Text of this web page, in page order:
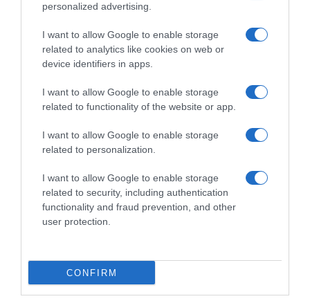
personalized advertising.
I want to allow Google to enable storage
related to analytics like cookies on web or
device identifiers in apps.
I want to allow Google to enable storage
related to functionality of the website or app.
I want to allow Google to enable storage
related to personalization.
I want to allow Google to enable storage
related to security, including authentication
functionality and fraud prevention, and other
user protection.
CONFIRM
ΕΛΛΑΔΑ
Μια Χανιώτισσα κατάφερε να φέρει μεγάλη
χαρά σε ένα χωριό 30 κατοίκων
Μπράβο στο κορίτσι!
16.07.2021 - 21:03